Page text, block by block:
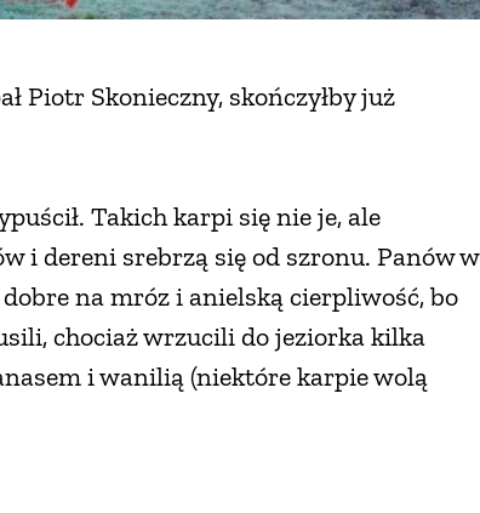
Piotr Skonieczny, skończyłby już
Takich karpi się nie je, ale
i dereni srebrzą się od szronu. Panów w
na mróz i anielską cierpliwość, bo
chociaż wrzucili do jeziorka kilka
i wanilią (niektóre karpie wolą